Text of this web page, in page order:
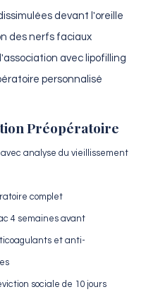
devant l'oreille
des nerfs faciaux
avec lipofilling
personnalisé
Préopératoire
analyse du vieillissement
complet
4 semaines avant
et anti-
sociale de 10 jours